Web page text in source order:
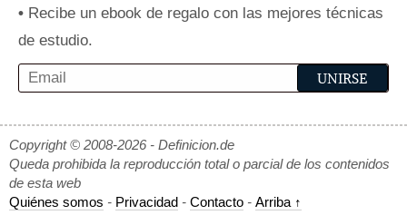
• Recibe un ebook de regalo con las mejores técnicas
de estudio.
Copyright © 2008-2026 - Definicion.de
Queda prohibida la reproducción total o parcial de los contenidos
de esta web
Quiénes somos - Privacidad - Contacto - Arriba ↑